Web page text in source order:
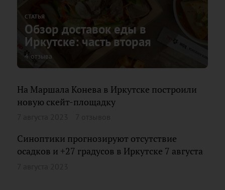
СТАТЬЯ
Обзор доставок еды в
Иркутске: часть вторая
4 отзыва
На Маршала Конева в Иркутске построили
новую скейт-площадку
Синоптики прогнозируют отсутствие
осадков и +27 градусов в Иркутске 7 августа